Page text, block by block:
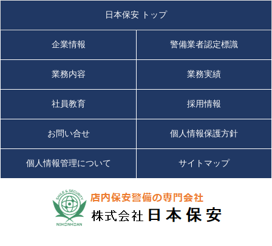
日本保安 トップ
企業情報 警備業者認定標識
業務内容 業務実績
社員教育 採用情報
お問い合せ 個人情報保護方針
個人情報管理について サイトマップ